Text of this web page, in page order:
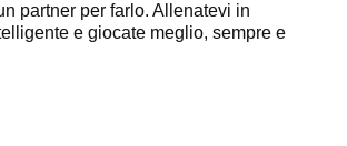
partner per farlo. Allenatevi in
e giocate meglio, sempre e